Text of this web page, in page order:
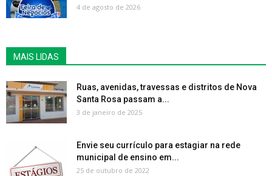
4 de agosto de 2026
MAIS LIDAS
Ruas, avenidas, travessas e distritos de Nova
Santa Rosa passam a...
3 de janeiro de 2025
Envie seu currículo para estagiar na rede
municipal de ensino em...
25 de outubro de 2022